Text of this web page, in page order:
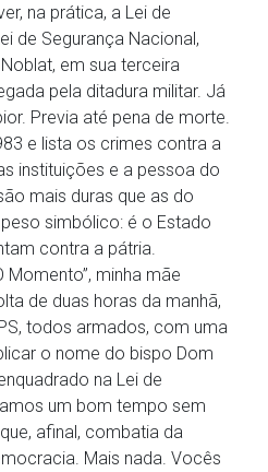
na prática, a Lei de
de Segurança Nacional,
em sua terceira
pela ditadura militar. Já
Previa até pena de morte.
e lista os crimes contra a
instituições e a pessoa do
mais duras que as do
simbólico: é o Estado
contra a pátria.
Momento”, minha mãe
de duas horas da manhã,
todos armados, com uma
o nome do bispo Dom
na Lei de
um bom tempo sem
afinal, combatia da
Mais nada. Vocês